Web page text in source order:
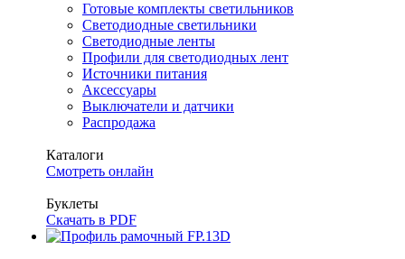
Готовые комплекты светильников
Светодиодные светильники
Светодиодные ленты
Профили для светодиодных лент
Источники питания
Аксессуары
Выключатели и датчики
Распродажа
Каталоги
Смотреть онлайн
Буклеты
Скачать в PDF